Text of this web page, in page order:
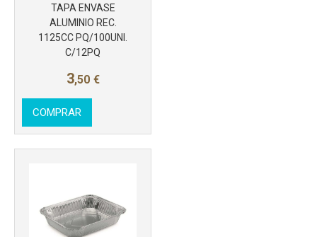
TAPA ENVASE
ALUMINIO REC.
1125CC PQ/100UNI.
C/12PQ
3,50 €
COMPRAR
Más info